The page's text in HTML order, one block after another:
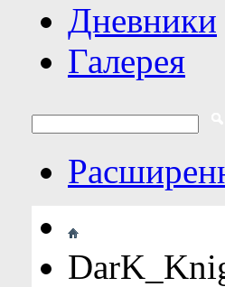
Дневники
Галерея